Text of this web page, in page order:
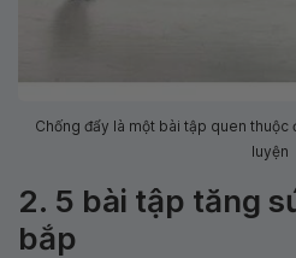
Chống đẩy là một bài tập quen thuộc
luyện
2. 5 bài tập tăng
bắp